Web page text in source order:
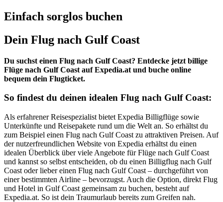
Einfach sorglos buchen
Dein Flug nach Gulf Coast
Du suchst einen Flug nach Gulf Coast? Entdecke jetzt billige
Flüge nach Gulf Coast auf Expedia.at und buche online
bequem dein Flugticket.
So findest du deinen idealen Flug nach Gulf Coast:
Als erfahrener Reisespezialist bietet Expedia Billigflüge sowie
Unterkünfte und Reisepakete rund um die Welt an. So erhältst du
zum Beispiel einen Flug nach Gulf Coast zu attraktiven Preisen. Auf
der nutzerfreundlichen Website von Expedia erhältst du einen
idealen Überblick über viele Angebote für Flüge nach Gulf Coast
und kannst so selbst entscheiden, ob du einen Billigflug nach Gulf
Coast oder lieber einen Flug nach Gulf Coast – durchgeführt von
einer bestimmten Airline – bevorzugst. Auch die Option, direkt Flug
und Hotel in Gulf Coast gemeinsam zu buchen, besteht auf
Expedia.at. So ist dein Traumurlaub bereits zum Greifen nah.